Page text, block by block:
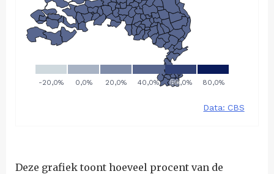
Deze grafiek toont hoeveel procent van de